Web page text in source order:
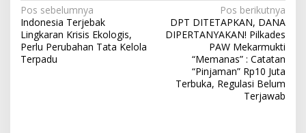
N
a
v
i
Pos sebelumnya
Indonesia Terjebak
Lingkaran Krisis Ekologis,
Perlu Perubahan Tata Kelola
Terpadu
Pos berikutnya
DPT DITETAPKAN, DANA
DIPERTANYAKAN! Pilkades
PAW Mekarmukti
“Memanas” : Catatan
“Pinjaman” Rp10 Juta
Terbuka, Regulasi Belum
Terjawab